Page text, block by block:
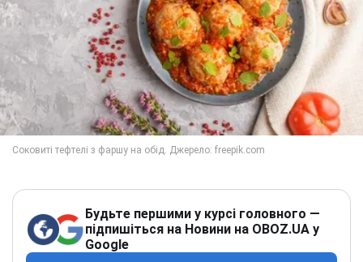
Будьте першими у курсі головного —
підпишіться на Новини на OBOZ.UA у
Google